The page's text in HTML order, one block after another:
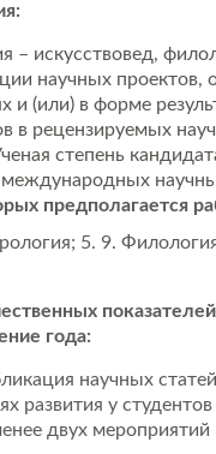
– искусствовед,
научных
и (или) в форме
в рецензируемых
степень
международных
предполагается
5. 9.
года:
научных
развития у
двух